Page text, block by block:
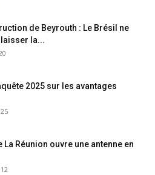
de Beyrouth : Le Brésil ne
la...
2025 sur les avantages
La Réunion ouvre une antenne en